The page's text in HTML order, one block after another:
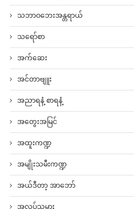
သဘာဝဘေးအန္တရာယ်
သရော်စာ
အက်ဆေး
အင်တာဗျူး
အညာရနံ့ စာရနံ့
အတွေးအမြင်
အထူးကဏ္ဍ
အမျိုးသမီးကဏ္ဍ
အယ်ဒီတာ့ အာဘော်
အလုပ်သမား